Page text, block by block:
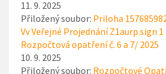
11. 9. 2025
Přiložený soubor: Priloha
Vv Veřejné Projednání Z1aurp.sign 1
Rozpočtová opatření č. 6 a 7/ 2025
10. 9. 2025
Přiložený soubor: Rozpočtové